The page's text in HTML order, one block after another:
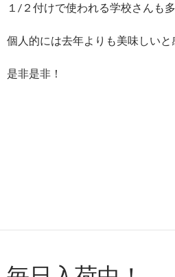
１/２付けで使われる学校さんも
個人的には去年よりも美味しいと
是非是非！